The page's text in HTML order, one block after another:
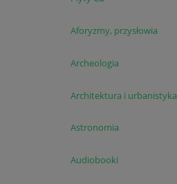
Aforyzmy, przysłowia
Archeologia
Architektura i urbanistyka
Astronomia
Audiobooki